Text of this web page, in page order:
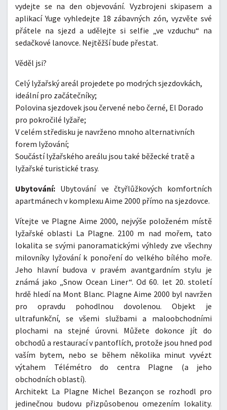
vydejte se na den objevování. Vyzbrojeni skipasem a
aplikací Yuge vyhledejte 18 zábavných zón, vyzvěte své
přátele na sjezd a udělejte si selfie „ve vzduchu“ na
sedačkové lanovce. Nejtěžší bude přestat.
Věděl jsi?
Celý lyžařský areál projedete po modrých sjezdovkách,
ideální pro začátečníky;
Polovina sjezdovek jsou červené nebo černé, El Dorado
pro pokročilé lyžaře;
V celém středisku je navrženo mnoho alternativních
forem lyžování;
Součástí lyžařského areálu jsou také běžecké tratě a
lyžařské turistické trasy.
Ubytování: Ubytování ve čtyřlůžkových komfortních
apartmánech v komplexu Aime 2000 přímo na sjezdovce.
Vítejte ve Plagne Aime 2000, nejvýše položeném místě
lyžařské oblasti La Plagne. 2100 m nad mořem, tato
lokalita se svými panoramatickými výhledy zve všechny
milovníky lyžování k ponoření do velkého bílého moře.
Jeho hlavní budova v pravém avantgardním stylu je
známá jako „Snow Ocean Liner“. Od 60. let 20. století
hrdě hledí na Mont Blanc. Plagne Aime 2000 byl navržen
pro opravdu pohodlnou dovolenou. Objekt je
ultrafunkční, se všemi službami a maloobchodními
plochami na stejné úrovni. Můžete dokonce jít do
obchodů a restaurací v pantoflích, protože jsou hned pod
vaším bytem, nebo se během několika minut vyvézt
výtahem Télémétro do centra Plagne (a jeho
obchodních oblastí).
Architekt La Plagne Michel Bezançon se rozhodl pro
jedinečnou budovu přizpůsobenou omezením lokality.